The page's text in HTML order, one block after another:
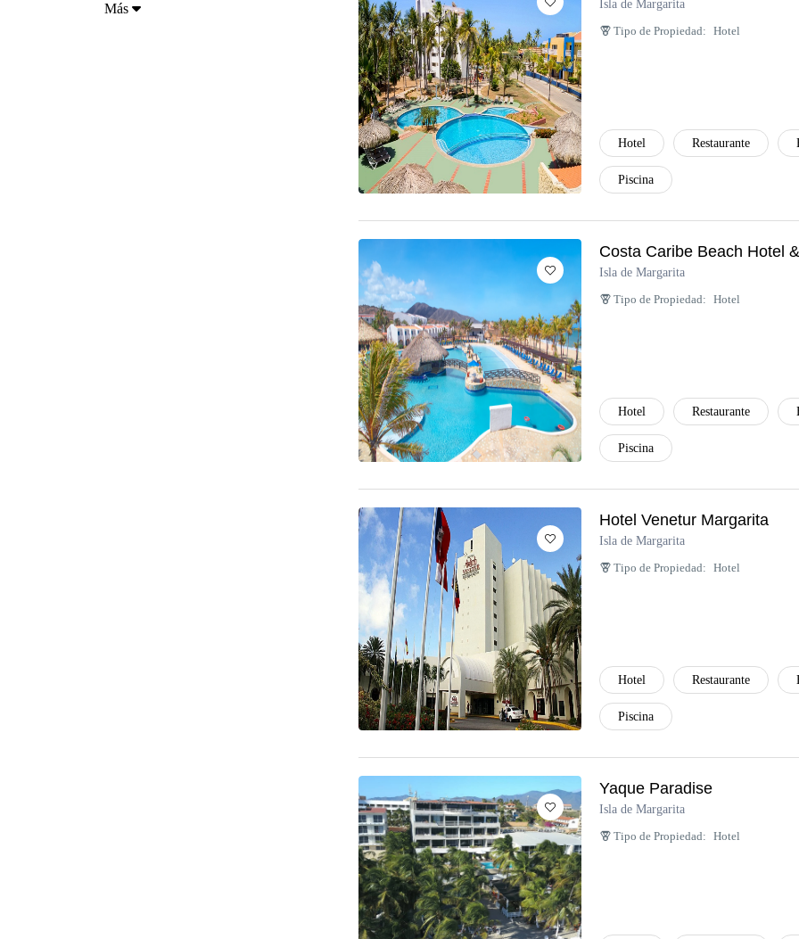
Más
Isla de Margarita
Tipo de Propiedad: Hotel
Hotel Restaurante
Piscina
Costa Caribe Beach Hotel
Isla de Margarita
Tipo de Propiedad: Hotel
Hotel Restaurante
Piscina
Hotel Venetur Margarita
Isla de Margarita
Tipo de Propiedad: Hotel
Hotel Restaurante
Piscina
Yaque Paradise
Isla de Margarita
Tipo de Propiedad: Hotel